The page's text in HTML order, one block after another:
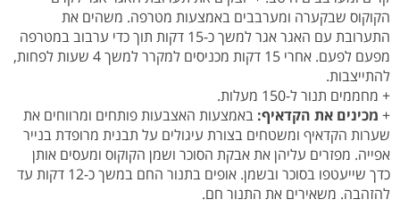
הקוקוס שבקערה ומערבבים באמצעות מטרפה. משהים את
התערובת עם האגר אגר למשך כ-15 דקות תוך כדי ערבוב במטרפה
מפעם לפעם. אחרי 15 דקות מכניסים למקרר למשך 4 שעות לפחות,
להתייצבות.
+ מחממים תנור ל-150 מעלות.
+ מכינים את הקדאיף: באמצעות האצבעות פותחים ומרווחים את
שערות הקדאיף ומשטחים בצורת עיגולים על תבנית מרופדת בנייר
אפייה. מפזרים עליהן את אבקת הסוכר ושמן הקוקוס ומעסים אותן
כדך שייעטפו בסוכר ובשמן. אופים בתנור החם במשך כ-12 דקות עד
להזהבה. משאירים את התנור חם.